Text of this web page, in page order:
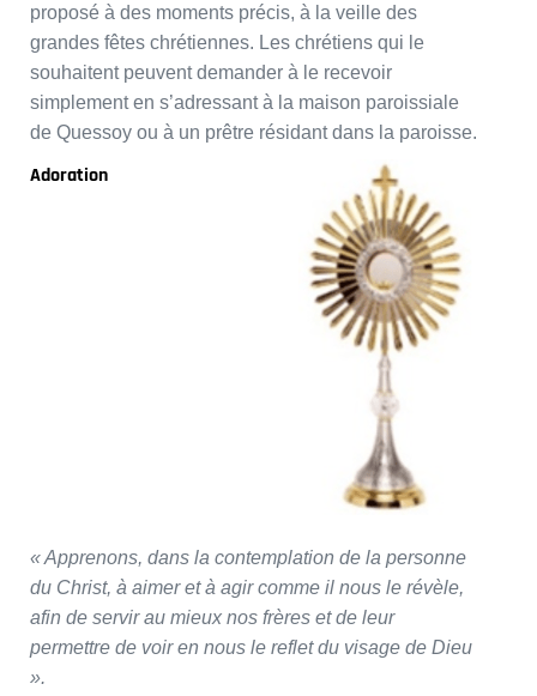
proposé à des moments précis, à la veille des
grandes fêtes chrétiennes. Les chrétiens qui le
souhaitent peuvent demander à le recevoir
simplement en s’adressant à la maison paroissiale
de Quessoy ou à un prêtre résidant dans la paroisse.
Adoration
« Apprenons, dans la contemplation de la personne
du Christ, à aimer et à agir comme il nous le révèle,
afin de servir au mieux nos frères et de leur
permettre de voir en nous le reflet du visage de Dieu
».